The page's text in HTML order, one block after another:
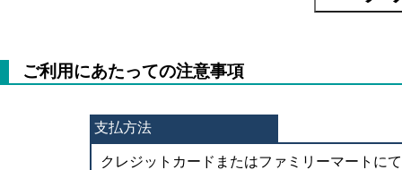
ご利用にあたっての注意事項
支払方法
クレジットカードまたはファミリーマートに